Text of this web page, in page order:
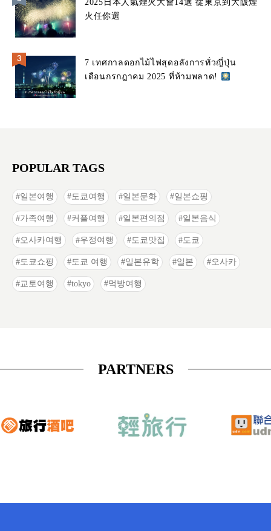
2025日本人氣煙火大會14選 從東京到大阪煙
火任你選
7 เทศกาลดอกไม้ไฟสุดอลังการทั่วญี่ปุ่น
เดือนกรกฎาคม 2025 ที่ห้ามพลาด!
POPULAR TAGS
일본여행 도쿄여행 일본문화 일본쇼핑
가족여행 커플여행 일본편의점 일본음식
오사카여행 우정여행 도쿄맛집 도쿄
도쿄쇼핑 도쿄 여행 일본유학 일본 오사카
교토여행 tokyo 먹방여행
PARTNERS